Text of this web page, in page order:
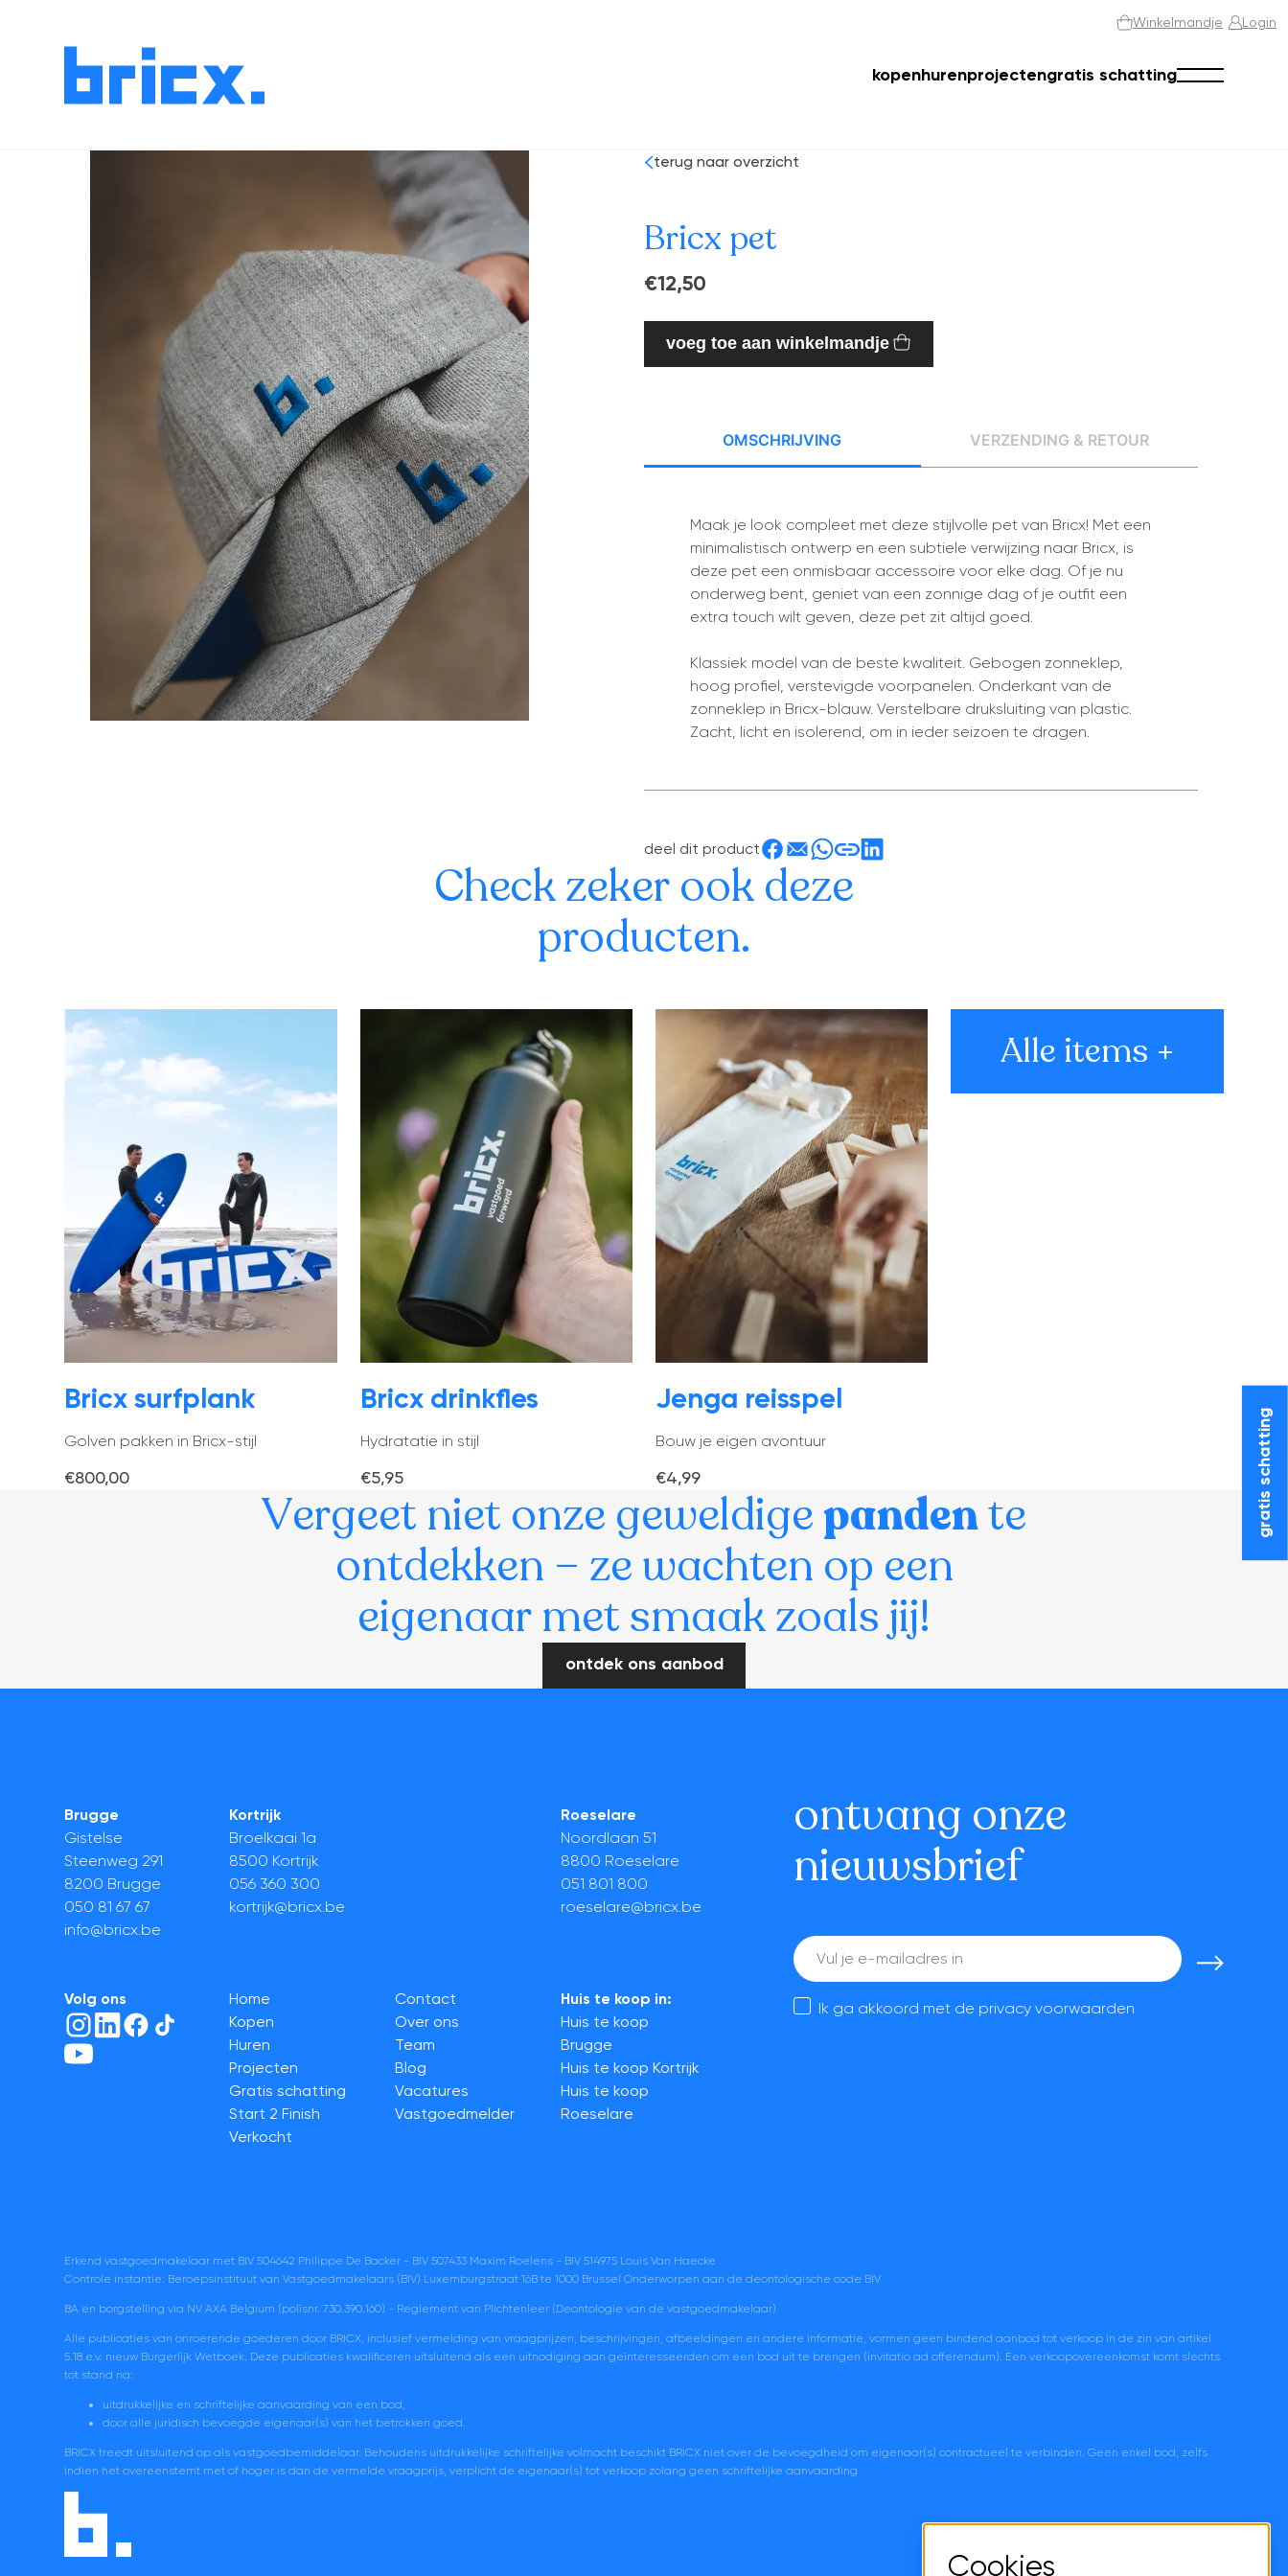
kopenhurenprojectengratis schatting
Winkelmandje Login
terug naar overzicht
Bricx pet
€12,50
voeg toe aan winkelmandje
Omschrijving
Maak je look compleet met deze stijlvolle pet van Bricx! Met een
minimalistisch ontwerp en een subtiele verwijzing naar Bricx, is
deze pet een onmisbaar accessoire voor elke dag. Of je nu
onderweg bent, geniet van een zonnige dag of je outfit een
extra touch wilt geven, deze pet zit altijd goed.
Klassiek model van de beste kwaliteit. Gebogen zonneklep,
hoog profiel, verstevigde voorpanelen. Onderkant van de
zonneklep in Bricx-blauw. Verstelbare druksluiting van plastic.
Zacht, licht en isolerend, om in ieder seizoen te dragen.
Verzending & retour
deel dit product
Check zeker ook deze
producten.
Bricx surfplank
Golven pakken in Bricx-stijl
€800,00
Bricx drinkfles
Hydratatie in stijl
€5,95
Jenga reisspel
Bouw je eigen avontuur
€4,99
Alle items +
Vergeet niet onze geweldigepandente
ontdekken – ze wachten op een
eigenaar met smaak zoals jij!
ontdek ons aanbod
Brugge
Gistelse
Steenweg 291
8200 Brugge
050 81 67 67
info@bricx.be
Kortrijk
Broelkaai 1a
8500 Kortrijk
056 360 300
kortrijk@bricx.be
Roeselare
Noordlaan 51
8800 Roeselare
051 801 800
roeselare@bricx.be
Volg ons
Home
Kopen
Huren
Projecten
Gratis schatting
Start 2 Finish
Verkocht
Contact
Over ons
Team
Blog
Vacatures
Vastgoedmelder
Huis te koop in:
Huis te koop
Brugge
Huis te koop Kortrijk
Huis te koop
Roeselare
ontvang onze
nieuwsbrief
E-
mail
Ik ga akkoord met de privacy voorwaarden
Erkend vastgoedmakelaar met BIV 504642 Philippe De Backer - BIV 507433 Maxim Roelens - BIV 514975 Louis Van Haecke
Controle instantie: Beroepsinstituut van Vastgoedmakelaars (BIV) Luxemburgstraat 16B te 1000 Brussel Onderworpen aan de deontologische code BIV
BA en borgstelling via NV AXA Belgium (polisnr. 730.390.160) - Reglement van Plichtenleer (Deontologie van de vastgoedmakelaar)
Alle publicaties van onroerende goederen door BRICX, inclusief vermelding van vraagprijzen, beschrijvingen, afbeeldingen en andere informatie, vormen geen bindend aanbod tot verkoop in de zin van artikel
5.18 e.v. nieuw Burgerlijk Wetboek. Deze publicaties kwalificeren uitsluitend als een uitnodiging aan geïnteresseerden om een bod uit te brengen (invitatio ad offerendum). Een verkoopovereenkomst komt slechts
tot stand na:
uitdrukkelijke en schriftelijke aanvaarding van een bod,
door alle juridisch bevoegde eigenaar(s) van het betrokken goed.
BRICX treedt uitsluitend op als vastgoedbemiddelaar. Behoudens uitdrukkelijke schriftelijke volmacht beschikt BRICX niet over de bevoegdheid om eigenaar(s) contractueel te verbinden. Geen enkel bod, zelfs
indien het overeenstemt met of hoger is dan de vermelde vraagprijs, verplicht de eigenaar(s) tot verkoop zolang geen schriftelijke aanvaarding
gratis schatting
Cookies